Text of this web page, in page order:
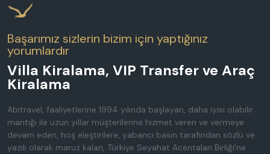
Başarımız sizlerin bizim için yaptığınız
yorumlardır
Villa Kiralama, VIP Transfer ve Araç
Kiralama
Abitravel, faaliyetlerine 1994 yılında başlayan, daha iyisi olabilir
mantığı ile uzun yıllar müşterilerine hizmet veren ve vermeye
devam eden, hoş eleştirilere, yabancı basın tarafından sözlü ve
yazılı olarak maruz kalan, Türkiye Seyahat Acentaları Birliği'ne